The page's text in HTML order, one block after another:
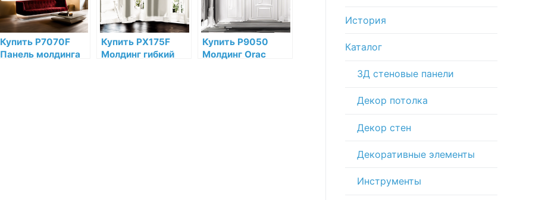
Купить P7070F
Панель молдинга
Купить PX175F
Молдинг гибкий
Купить P9050
Молдинг Orac
История
Каталог
3Д стеновые панели
Декор потолка
Декор стен
Декоративные элементы
Инструменты